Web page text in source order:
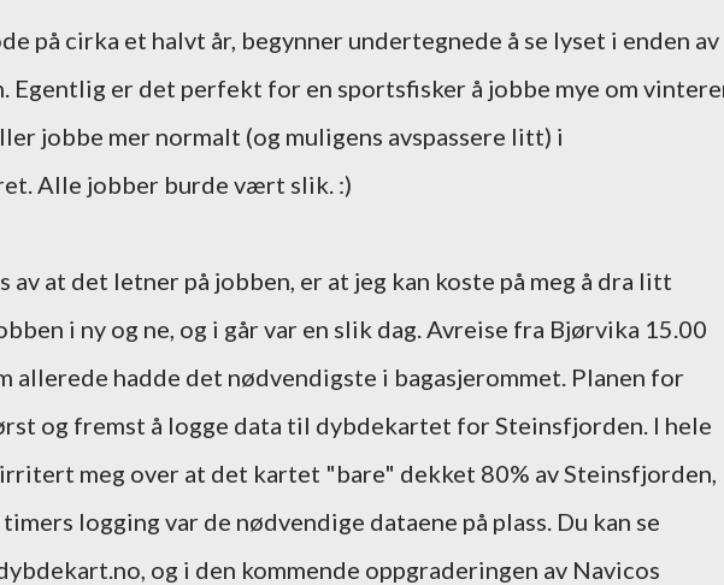
Egentlig er det perfekt for en sportsfisker å jobbe mye om
jobbe mer normalt (og muligens avspassere litt) i
Alle jobber burde vært slik. :)
av at det letner på jobben, er at jeg kan koste på meg å dra litt
i ny og ne, og i går var en slik dag. Avreise fra Bjørvika 15.00
allerede hadde det nødvendigste i bagasjerommet. Planen for
og fremst å logge data til dybdekartet for Steinsfjorden. I hele
meg over at det kartet "bare" dekket 80% av Steinsfjorden,
logging var de nødvendige dataene på plass. Du kan se
og i den kommende oppgraderingen av Navicos